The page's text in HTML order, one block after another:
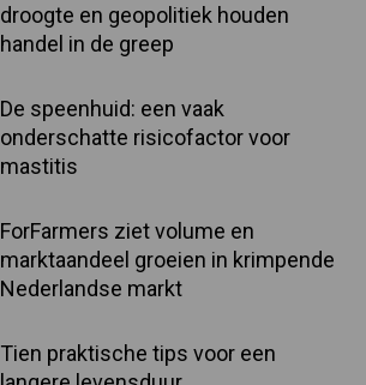
droogte en geopolitiek houden
handel in de greep
De speenhuid: een vaak
onderschatte risicofactor voor
mastitis
ForFarmers ziet volume en
marktaandeel groeien in krimpende
Nederlandse markt
Tien praktische tips voor een